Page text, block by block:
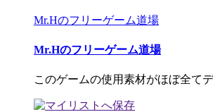
Mr.Hのフリーゲーム道場
Mr.Hのフリーゲーム道場
このゲームの使用素材がほぼ全て